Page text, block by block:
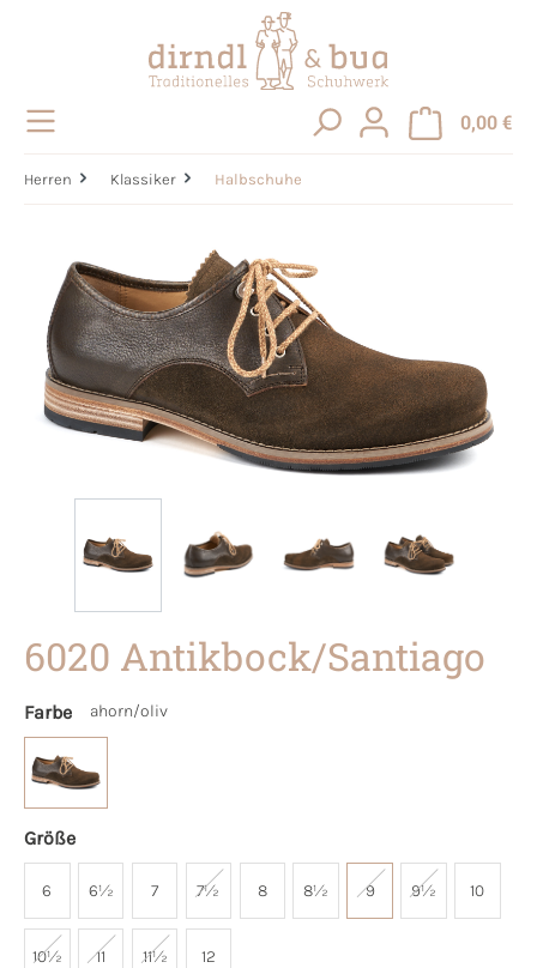
0,00 €
Herren Klassiker Halbschuhe
6020 Antikbock/Santiago
Farbe ahorn/oliv
Größe
6 6½ 7 7½ 8 8½ 9 9½ 10
10½ 11 11½ 12